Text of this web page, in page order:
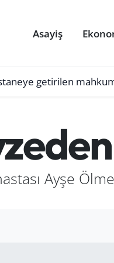
Asayiş
getirilen
Ayşe